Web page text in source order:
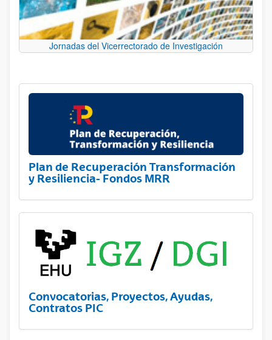
Jornadas del Vicerrectorado de Investigación
Plan de Recuperación Transformación
y Resiliencia- Fondos MRR
Convocatorias, Proyectos, Ayudas,
Contratos PIC